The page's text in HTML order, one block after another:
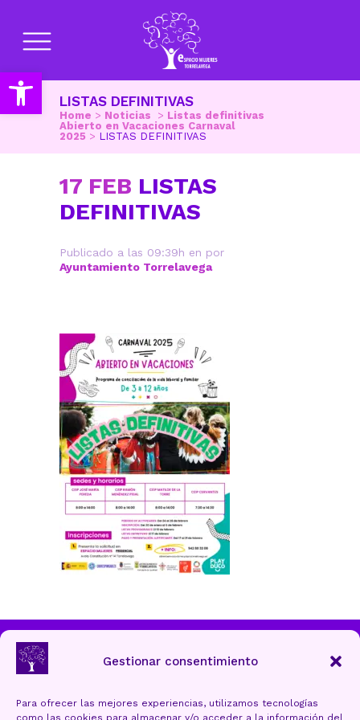
Abrir barra de herramientas
Gestionar consentimiento
Para ofrecer las mejores experiencias, utilizamos tecnologías
como las cookies para almacenar y/o acceder a la información del
LISTAS DEFINITIVAS
Home > Noticias > Listas definitivas
Abierto en Vacaciones Carnaval
2025 > LISTAS DEFINITIVAS
17 FEB LISTAS
DEFINITIVAS
Publicado a las 09:39h en por
Ayuntamiento Torrelavega
Ayuntamiento de Torrelavega